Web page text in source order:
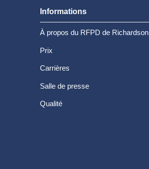
Informations
À propos du RFPD de Richardson
Prix
Carrières
Salle de presse
Qualité